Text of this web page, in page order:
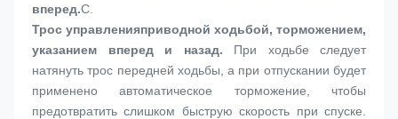
вперед.C.
Трос управленияприводной ходьбой, торможением,
указанием вперед и назад. При ходьбе следует
натянуть трос передней ходьбы, а при отпускании будет
применено автоматическое торможение, чтобы
предотвратить слишком быструю скорость при спуске.